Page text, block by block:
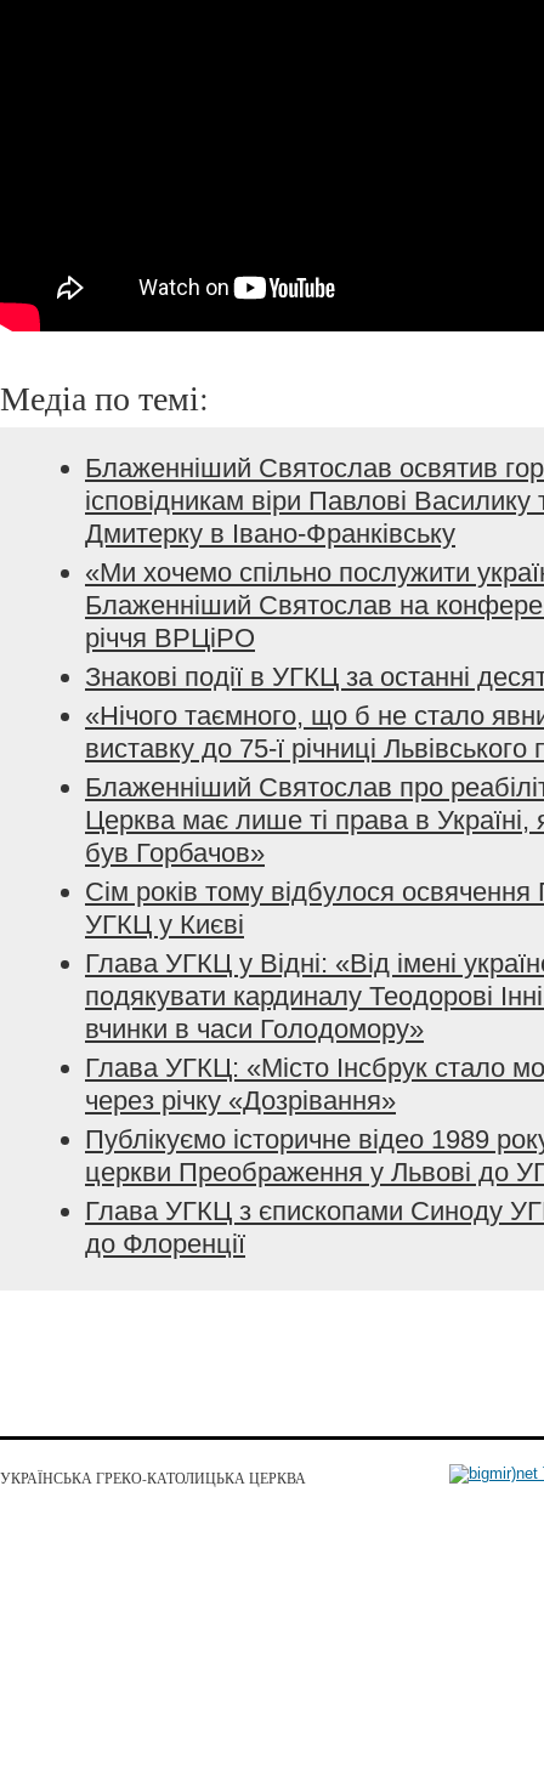
Медіа по темі:
Блаженніший Святослав освятив
ісповідникам віри Павлові
Дмитерку в Івано-Франківську
«Ми хочемо спільно послужити
Блаженніший Святослав на
річчя ВРЦіРО
Знакові події в УГКЦ за останні
«Нічого таємного, що б не стало
виставку до 75-ї річниці
Блаженніший Святослав про
Церква має лише ті права в Україні,
був Горбачов»
Сім років тому відбулося
УГКЦ у Києві
Глава УГКЦ у Відні: «Від імені
подякувати кардиналу Теодорові
вчинки в часи Голодомору»
Глава УГКЦ: «Місто Інсбрук стало
через річку «Дозрівання»
Публікуємо історичне відео 1989
церкви Преображення у Львові до
Глава УГКЦ з єпископами Синоду
до Флоренції
УКРАЇНСЬКА ГРЕКО-КАТОЛИЦЬКА ЦЕРКВА